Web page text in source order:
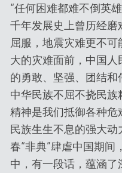
“任何困难都难不倒英
千年发展史上曾历经磨
屈服，地震灾难更不
大的灾难面前，中国人
的勇敢、坚强、团结
中华民族不屈不挠民族
精神是我们抵御各种
民族生生不息的强大动
春“非典”肆虐中国期
中，有一段话，蕴涵了